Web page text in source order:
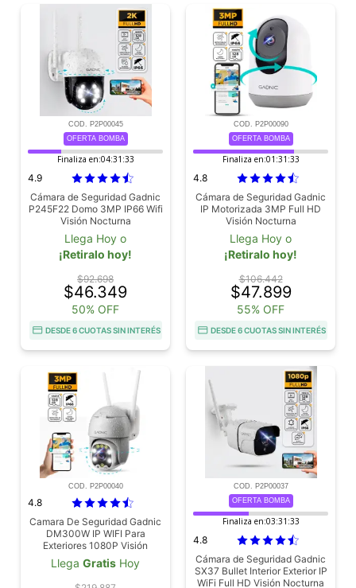
COD. P2P00045
OFERTA BOMBA
Finaliza en:04:31:31
4.9
Cámara de Seguridad Gadnic
P245F22 Domo 3MP IP66 Wifi
Visión Nocturna
Llega Hoy o
¡Retiralo hoy!
$92.698
$46.349
50% OFF
DESDE 6 CUOTAS SIN INTERÉS
COD. P2P00090
OFERTA BOMBA
Finaliza en:01:31:31
4.8
Cámara de Seguridad Gadnic
IP Motorizada 3MP Full HD
Visión Nocturna
Llega Hoy o
¡Retiralo hoy!
$106.442
$47.899
55% OFF
DESDE 6 CUOTAS SIN INTERÉS
COD. P2P00040
4.8
Camara De Seguridad Gadnic
DM300W IP WIFI Para
Exteriores 1080P Visión
Nocturna
Llega Gratis Hoy
COD. P2P00037
OFERTA BOMBA
Finaliza en:03:31:31
4.8
Cámara de Seguridad Gadnic
SX37 Bullet Interior Exterior IP
WiFi Full HD Visión Nocturna